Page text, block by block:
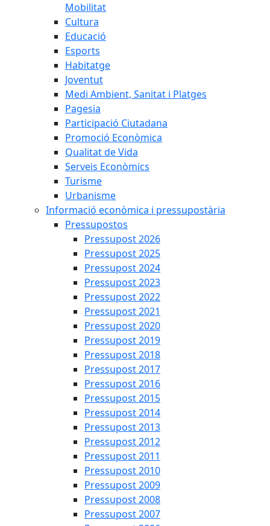
Mobilitat
Cultura
Educació
Esports
Habitatge
Joventut
Medi Ambient, Sanitat i Platges
Pagesia
Participació Ciutadana
Promoció Econòmica
Qualitat de Vida
Serveis Econòmics
Turisme
Urbanisme
Informació econòmica i pressupostària
Pressupostos
Pressupost 2026
Pressupost 2025
Pressupost 2024
Pressupost 2023
Pressupost 2022
Pressupost 2021
Pressupost 2020
Pressupost 2019
Pressupost 2018
Pressupost 2017
Pressupost 2016
Pressupost 2015
Pressupost 2014
Pressupost 2013
Pressupost 2012
Pressupost 2011
Pressupost 2010
Pressupost 2009
Pressupost 2008
Pressupost 2007